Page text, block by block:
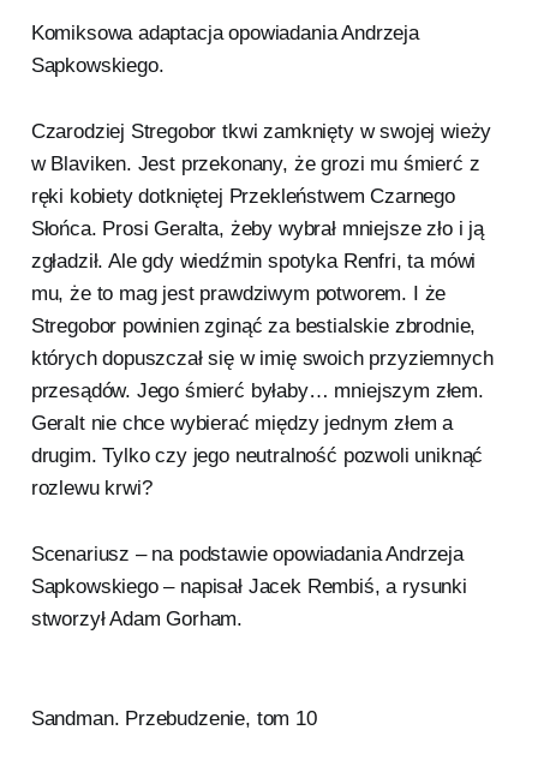
Komiksowa adaptacja opowiadania Andrzeja
Sapkowskiego.
Czarodziej Stregobor tkwi zamknięty w swojej wieży
w Blaviken. Jest przekonany, że grozi mu śmierć z
ręki kobiety dotkniętej Przekleństwem Czarnego
Słońca. Prosi Geralta, żeby wybrał mniejsze zło i ją
zgładził. Ale gdy wiedźmin spotyka Renfri, ta mówi
mu, że to mag jest prawdziwym potworem. I że
Stregobor powinien zginąć za bestialskie zbrodnie,
których dopuszczał się w imię swoich przyziemnych
przesądów. Jego śmierć byłaby… mniejszym złem.
Geralt nie chce wybierać między jednym złem a
drugim. Tylko czy jego neutralność pozwoli uniknąć
rozlewu krwi?
Scenariusz – na podstawie opowiadania Andrzeja
Sapkowskiego – napisał Jacek Rembiś, a rysunki
stworzył Adam Gorham.
Sandman. Przebudzenie, tom 10